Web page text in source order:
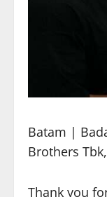
Batam |
Brothers
Thank you